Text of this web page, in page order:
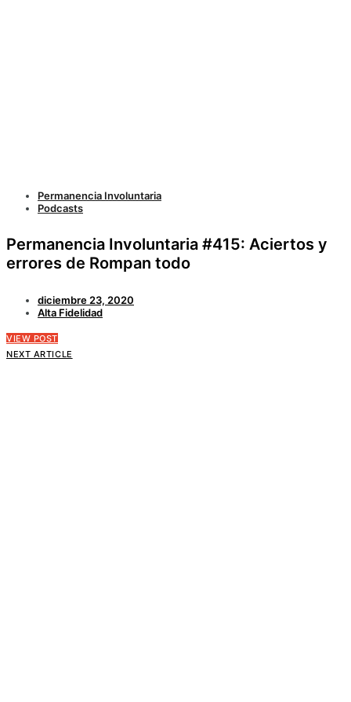
Permanencia Involuntaria
Podcasts
Permanencia Involuntaria #415: Aciertos y
errores de Rompan todo
diciembre 23, 2020
Alta Fidelidad
VIEW POST
NEXT ARTICLE